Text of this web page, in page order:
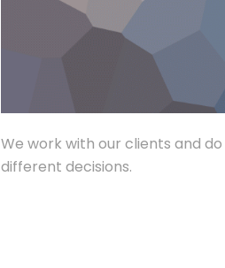
We work with our clients and
different decisions.